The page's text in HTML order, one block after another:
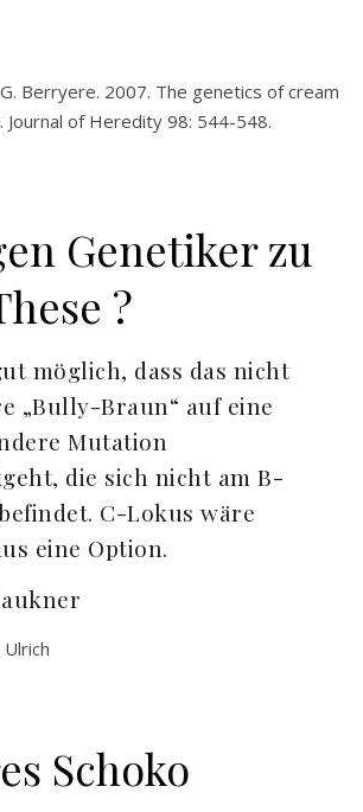
G. Berryere. 2007. The genetics of cream
Journal of Heredity 98: 544-548.
Genetiker zu
?
möglich, dass das nicht
„Bully-Braun“ auf eine
Mutation
die sich nicht am B-
C-Lokus wäre
eine Option.
Schoko